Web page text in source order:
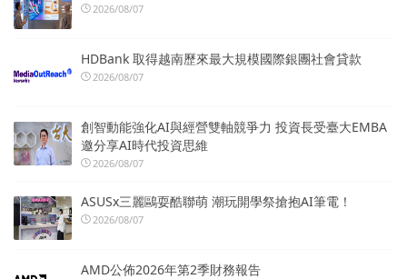
2026/08/07
HDBank 取得越南歷來最大規模國際銀團社會貸款
2026/08/07
創智動能強化AI與經營雙軸競爭力 投資長受臺大EMBA
邀分享AI時代投資思維
2026/08/07
ASUSx三麗鷗耍酷聯萌 潮玩開學祭搶抱AI筆電！
2026/08/07
AMD公佈2026年第2季財務報告